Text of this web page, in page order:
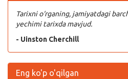
Tarixni o‘rganing, jamiyatdagi
yechimi tarixda mavjud.
- Uinston Cherchill
Eng ko'p o'qilgan